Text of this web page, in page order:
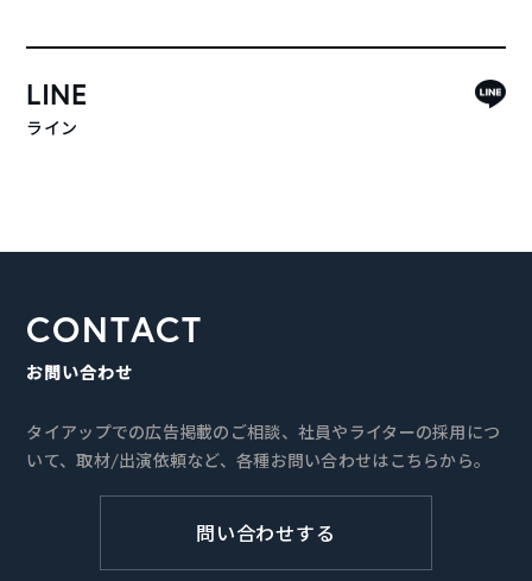
LINE
ライン
CONTACT
お問い合わせ
タイアップでの広告掲載のご相談、社員やライターの採用につ
いて、取材/出演依頼など、各種お問い合わせはこちらから。
問い合わせする